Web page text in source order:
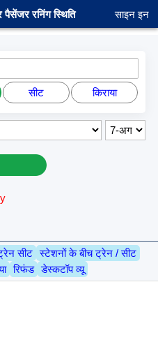
रनिंग स्थिति साइन इन
सीट किराया
सीट स्टेशनों के बीच ट्रेन / सीट
रिफंड डेस्कटॉप व्यू